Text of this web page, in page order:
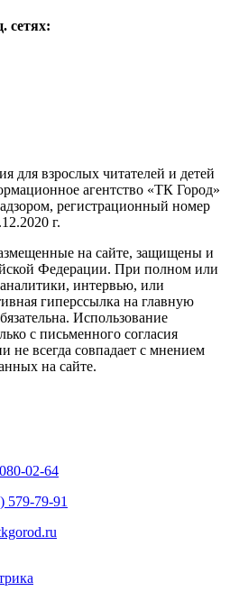
сетях:
для взрослых читателей и детей
агентство «ТК Город»
регистрационный номер
г.
на сайте, защищены и
Федерации. При полном или
интервью, или
гиперссылка на главную
Использование
с письменного согласия
не всегда совпадает с мнением
на сайте.
02-64
579-79-91